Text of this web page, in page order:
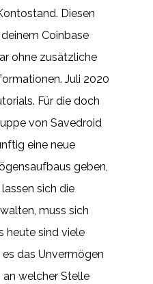
Diesen
Coinbase
ohne zusätzliche
Juli 2020
Für die doch
von Savedroid
eine neue
geben,
sich die
muss sich
heute sind viele
das Unvermögen
welcher Stelle